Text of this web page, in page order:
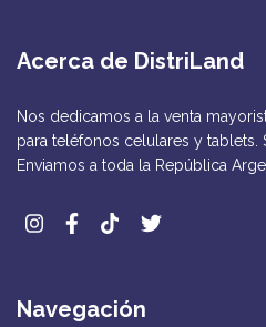
Acerca de DistriLand
Nos dedicamos a la venta
para teléfonos celulares y tablets.
Enviamos a toda la República
Navegación